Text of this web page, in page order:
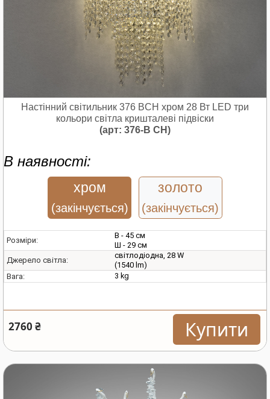
Настінний світильник 376 BCH хром 28 Вт LED три
кольори світла кришталеві підвіски
(арт: 376-B CH)
В наявності:
хром
(закінчується)
золото
(закінчується)
Розміри:
В - 45 см
Ш - 29 см
Джерело світла:
світлодіодна, 28 W
(1540 lm)
Вага:
3 kg
2760 ₴ Купити